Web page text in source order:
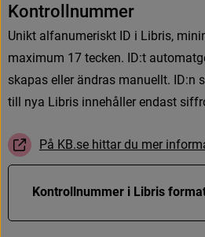
Kontro nummer
Unikt alfanumeriskt ID i Libris, mini
maximum 17 tecken. ID:t automatg
skapas eller ändras manuellt. ID:n s
till nya Libris innehåller endast siffr
På KB.se hittar du mer inform
(Län till annan webbplats, öppnas
Kontrollnummer i Libris